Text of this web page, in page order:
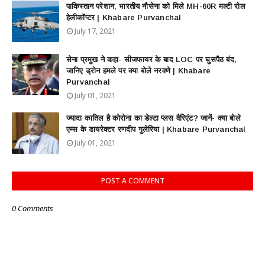
पाकिस्तान परेशान, भारतीय नौसेना को मिले MH-60R मल्टी रोल
हेलीकॉप्टर | Khabare Purvanchal
July 17, 2021
सेना प्रमुख ने कहा- सीजफायर के बाद LOC पर घुसपैठ बंद,
जानिए ड्रोन हमले पर क्या बोले नरवणे | Khabare
Purvanchal
July 01, 2021
ज्यादा कातिल है कोरोना का डेल्टा प्लस वैरिएंट? जानें- क्या बोले
एम्स के डायरेक्टर रणदीप गुलेरिया | Khabare Purvanchal
July 01, 2021
POST A COMMENT
0 Comments